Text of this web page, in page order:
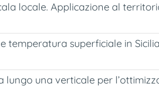
locale. Applicazione al
temperatura superficiale in Sicilia
una verticale per